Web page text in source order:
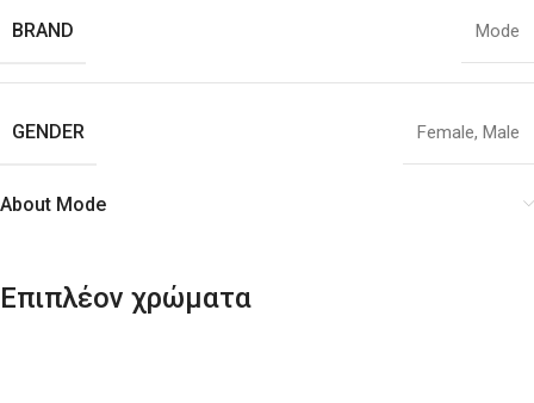
BRAND
Mode
GENDER Female, Male
About Mode
Επιπλέον χρώματα